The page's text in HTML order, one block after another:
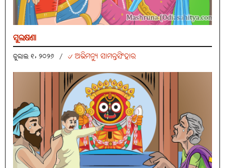
ସୁଲକ୍ଷଣା
ଜୁଲାଇ ୧, ୨୦୨୬ / ୰ ଅଭିମନ୍ୟୁ ସାମନ୍ତସିଂହାର